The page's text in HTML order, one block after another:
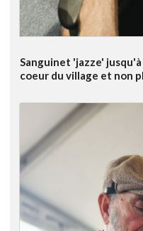
Sanguinet 'jazze'
coeur du village et non